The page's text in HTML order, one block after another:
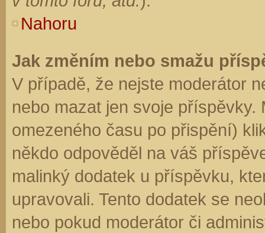
Nahoru
Jak změním nebo smažu
V případě, že nejste moderátor
nebo mazat jen svoje
omezeného času po přispění)
někdo odpověděl na váš
malinký dodatek u příspěvku,
upravovali. Tento dodatek se
nebo pokud moderátor či